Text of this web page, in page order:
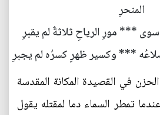
المنحرِ
*** مورِ الرياحِ ثلاثةٌ لم يقبرِ
*** وكسير ظهرٍ كسرُه لم يجبرِ
في القصيدة المكانة المقدسة
تمطر السماء دما لمقتله يقول